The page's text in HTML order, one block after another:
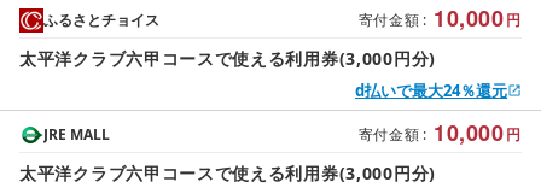
寄付金額 : 10,000円
ふるさとチョイス
太平洋クラブ六甲コースで使える利用券(3,000円分)
d払いで最大24％還元
寄付金額 : 10,000円
JRE MALL
太平洋クラブ六甲コースで使える利用券(3,000円分)